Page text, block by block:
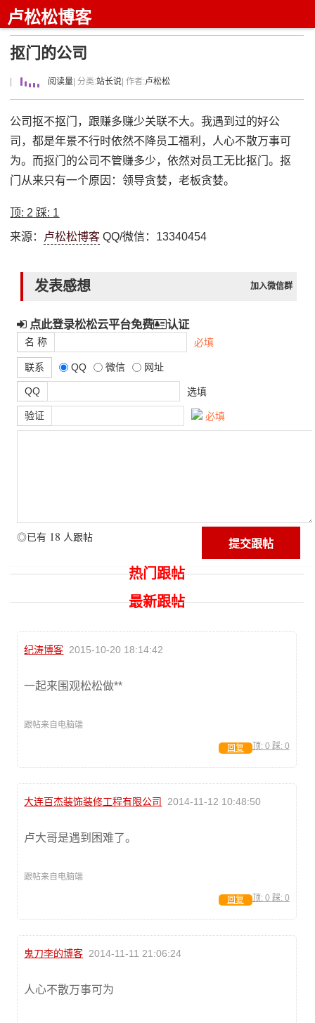
卢松松博客
抠门的公司
阅读量 | 分类:站长说 | 作者:卢松松
公司抠不抠门，跟赚多赚少关联不大。我遇到过的好公
司，都是年景不行时依然不降员工福利，人心不散万事可
为。而抠门的公司不管赚多少，依然对员工无比抠门。抠
门从来只有一个原因：领导贪婪，老板贪婪。
顶: 2 踩: 1
来源： 卢松松博客 QQ/微信：13340454
发表感想 加入微信群
点此登录松松云平台免费 认证
名 称 必填
联系 QQ 微信 网址
QQ 选填
验证 必填
◎已有 18 人跟帖
热门跟帖
最新跟帖
纪涛博客 2015-10-20 18:14:42
一起来围观松松做**
跟帖来自电脑端
顶: 0 踩: 0
回复
大连百杰装饰装修工程有限公司 2014-11-12 10:48:50
卢大哥是遇到困难了。
跟帖来自电脑端
顶: 0 踩: 0
回复
鬼刀李的博客 2014-11-11 21:06:24
人心不散万事可为